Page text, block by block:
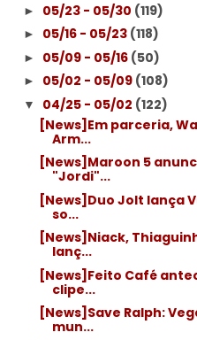
► 05/23 - 05/30 (119)
► 05/16 - 05/23 (118)
► 05/09 - 05/16 (50)
► 05/02 - 05/09 (108)
▼ 04/25 - 05/02 (122)
[News]Em parceria,
Arm...
[News]Maroon 5
"Jordi"...
[News]Duo Jolt lança
so...
[News]Niack,
lanç...
[News]Feito Café
clipe...
[News]Save Ralph:
mun...